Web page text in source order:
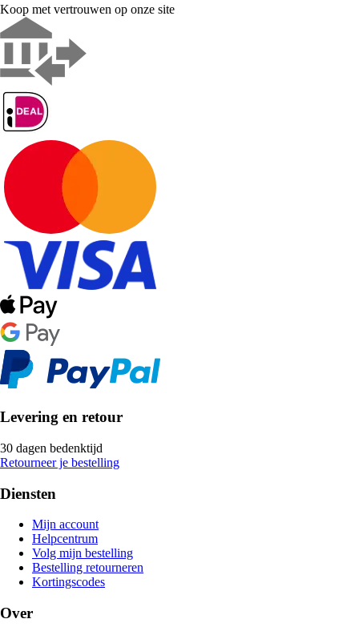
Koop met vertrouwen op onze site
Levering en retour
30 dagen bedenktijd
Retourneer je bestelling
Diensten
Mijn account
Helpcentrum
Volg mijn bestelling
Bestelling retourneren
Kortingscodes
Over